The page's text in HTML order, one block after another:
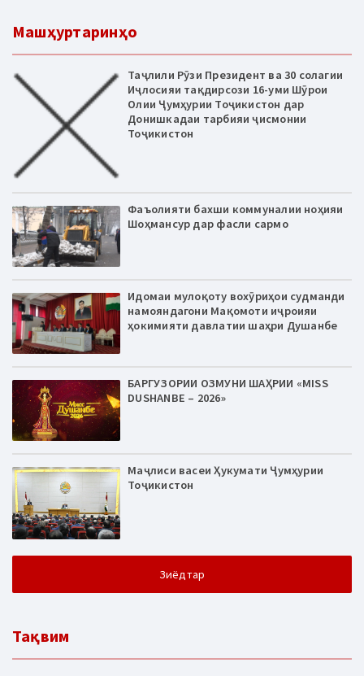
Машҳуртаринҳо
Таҷлили Рӯзи Президент ва 30 солагии
Иҷлосияи тақдирсози 16-уми Шӯрои
Олии Ҷумҳурии Тоҷикистон дар
Донишкадаи тарбияи ҷисмонии
Тоҷикистон
Фаъолияти бахши коммуналии ноҳияи
Шоҳмансур дар фасли сармо
Идомаи мулоқоту вохӯриҳои судманди
намояндагони Мақомоти иҷроияи
ҳокимияти давлатии шаҳри Душанбе
БАРГУЗОРИИ ОЗМУНИ ШАҲРИИ «MISS
DUSHANBE – 2026»
Маҷлиси васеи Ҳукумати Ҷумҳурии
Тоҷикистон
Зиёдтар
Тақвим